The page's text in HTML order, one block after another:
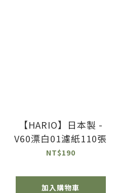
【HARIO】日本製 -
V60漂白01濾紙110張
NT$190
加入購物車